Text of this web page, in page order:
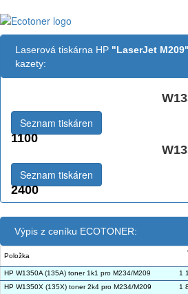
Laserová tiskárna HP "LaserJet M209"
kazety:
1100
Seznam tiskáren
2400
Seznam tiskáren
Výpis z ceníku ECOTONER:
Položka
HP W1350A (135A) toner 1k1 pro M234/M209 1
HP W1350X (135X) toner 2k4 pro M234/M209
1